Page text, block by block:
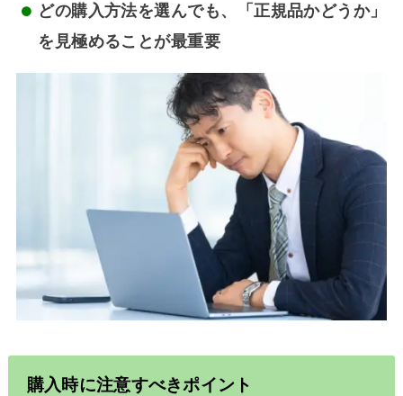
どの購入方法を選んでも、「正規品かどうか」
を見極めることが最重要
購入時に注意すべきポイント